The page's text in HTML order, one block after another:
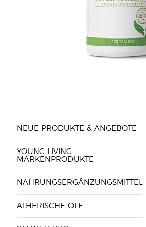
NEUE PRODUKTE & ANGEBOTE
YOUNG LIVING
MARKENPRODUKTE
NAHRUNGSERGÄNZUNGSMITTEL
ÄTHERISCHE ÖLE